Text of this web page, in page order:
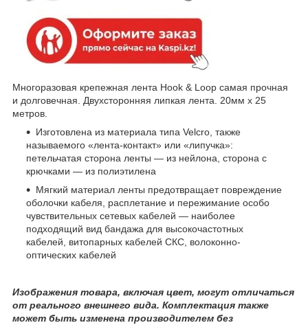
Многоразовая крепежная лента Hook & Loop cамая прочная
и долговечная. Двухсторонняя липкая лента. 20мм х 25
метров.
Изготовлена из материала типа Velcro, также
называемого «лента-контакт» или «липучка»:
петельчатая сторона ленты — из нейлона, сторона с
крючками — из полиэтилена
Мягкий материал ленты предотвращает повреждение
оболочки кабеля, расплетание и пережимание особо
чувствительных сетевых кабелей — наиболее
подходящий вид бандажа для высокочастотных
кабелей, витопарных кабелей СКС, волоконно-
оптических кабелей
Изображения товара, включая цвет, могут отличаться
от реального внешнего вида. Комплектация также
может быть изменена производителем без